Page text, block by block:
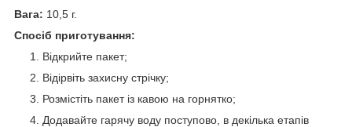
Вага: 10,5 г.
Спосіб приготування:
Відкрийте пакет;
Відірвіть захисну стрічку;
Розмістіть пакет із кавою на горнятко;
Додавайте гарячу воду поступово, в декілька етапів